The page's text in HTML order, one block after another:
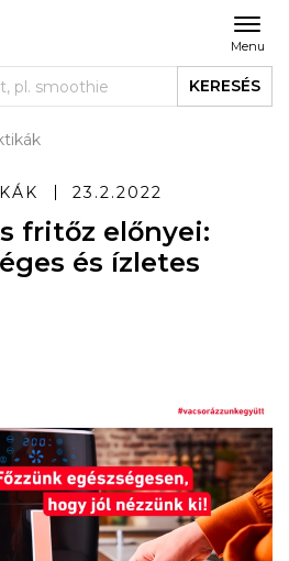
Menu
KERESÉS
23.2.2022
fritőz előnyei:
és ízletes